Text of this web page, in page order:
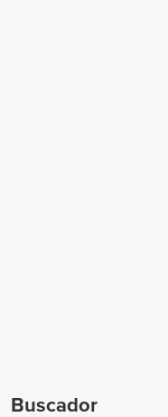
Buscador